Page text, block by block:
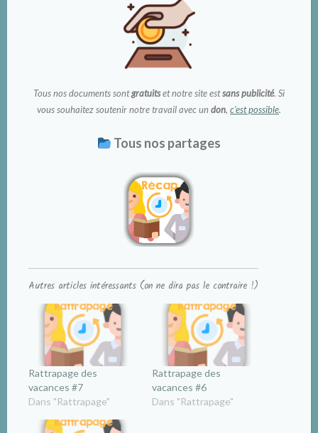
Tous nos documents sontgratuitset notre site estsans publicité. Si
vous souhaitez soutenir notre travail avec undon, c’est possible.
Tous nos partages
Autres articles intéressants (on ne dira pas le contraire !)
Rattrapage des
vacances #7
Dans "Rattrapage"
Rattrapage des
vacances #6
Dans "Rattrapage"